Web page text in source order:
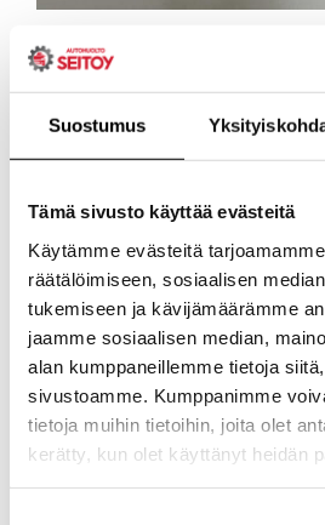
Suostumus
Tämä sivusto käyttää evästeitä
Käytämme evästeitä
räätälöimiseen, sosiaalisen
tukemiseen ja kävijämäärämme
jaamme sosiaalisen median,
alan kumppaneillemme tietoja
sivustoamme. Kumppanimme
tietoja muihin tietoihin, joita olet
kerätty, kun olet käyttänyt heidän